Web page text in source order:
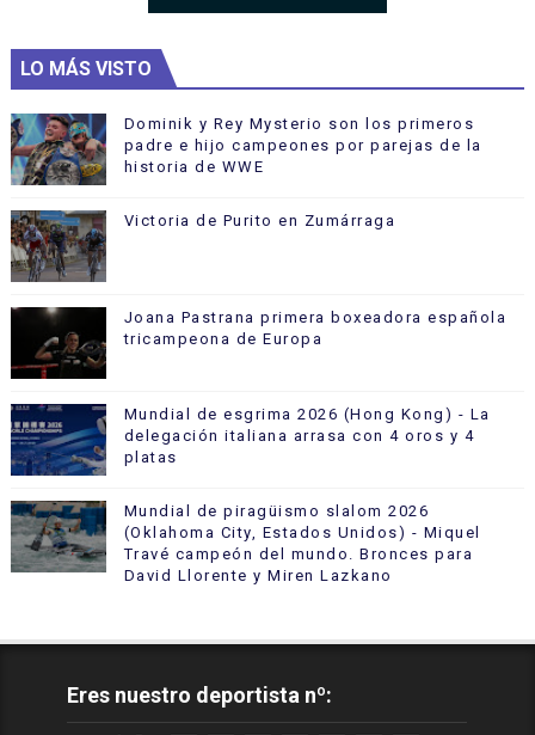
LO MÁS VISTO
Dominik y Rey Mysterio son los primeros
padre e hijo campeones por parejas de la
historia de WWE
Victoria de Purito en Zumárraga
Joana Pastrana primera boxeadora española
tricampeona de Europa
Mundial de esgrima 2026 (Hong Kong) - La
delegación italiana arrasa con 4 oros y 4
platas
Mundial de piragüismo slalom 2026
(Oklahoma City, Estados Unidos) - Miquel
Travé campeón del mundo. Bronces para
David Llorente y Miren Lazkano
Eres nuestro deportista nº: